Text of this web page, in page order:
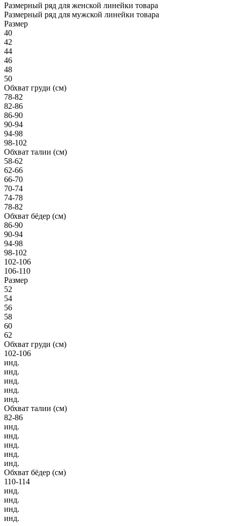
Размерный ряд для женской линейки товара
Размерный ряд для мужской линейки товара
Размер
40
42
44
46
48
50
Обхват груди (см)
78-82
82-86
86-90
90-94
94-98
98-102
Обхват талии (см)
58-62
62-66
66-70
70-74
74-78
78-82
Обхват бёдер (см)
86-90
90-94
94-98
98-102
102-106
106-110
Размер
52
54
56
58
60
62
Обхват груди (см)
102-106
инд.
инд.
инд.
инд.
инд.
Обхват талии (см)
82-86
инд.
инд.
инд.
инд.
инд.
Обхват бёдер (см)
110-114
инд.
инд.
инд.
инд.